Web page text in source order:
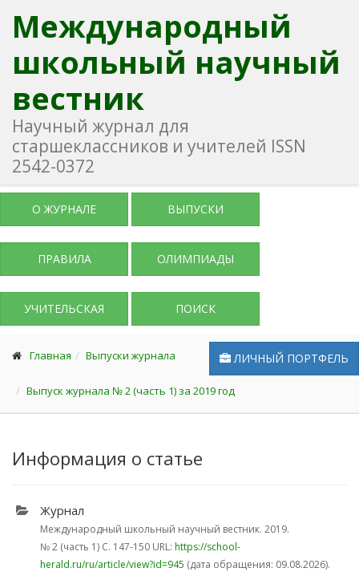
Международный
школьный научный
вестник
Научный журнал для
старшеклассников и учителей ISSN
2542-0372
О ЖУРНАЛЕ ВЫПУСКИ
ПРАВИЛА ОЛИМПИАДЫ
УЧИТЕЛЬСКАЯ ПОИСК
ЛИЧНЫЙ ПОРТФЕЛЬ
Главная Выпуски журнала
Выпуск журнала № 2 (часть 1) за 2019 год
Информация о статье
Журнал
Международный школьный научный вестник. 2019.
№ 2 (часть 1) С. 147-150 URL: https://school-
herald.ru/ru/article/view?id=945 (дата обращения: 09.08.2026).